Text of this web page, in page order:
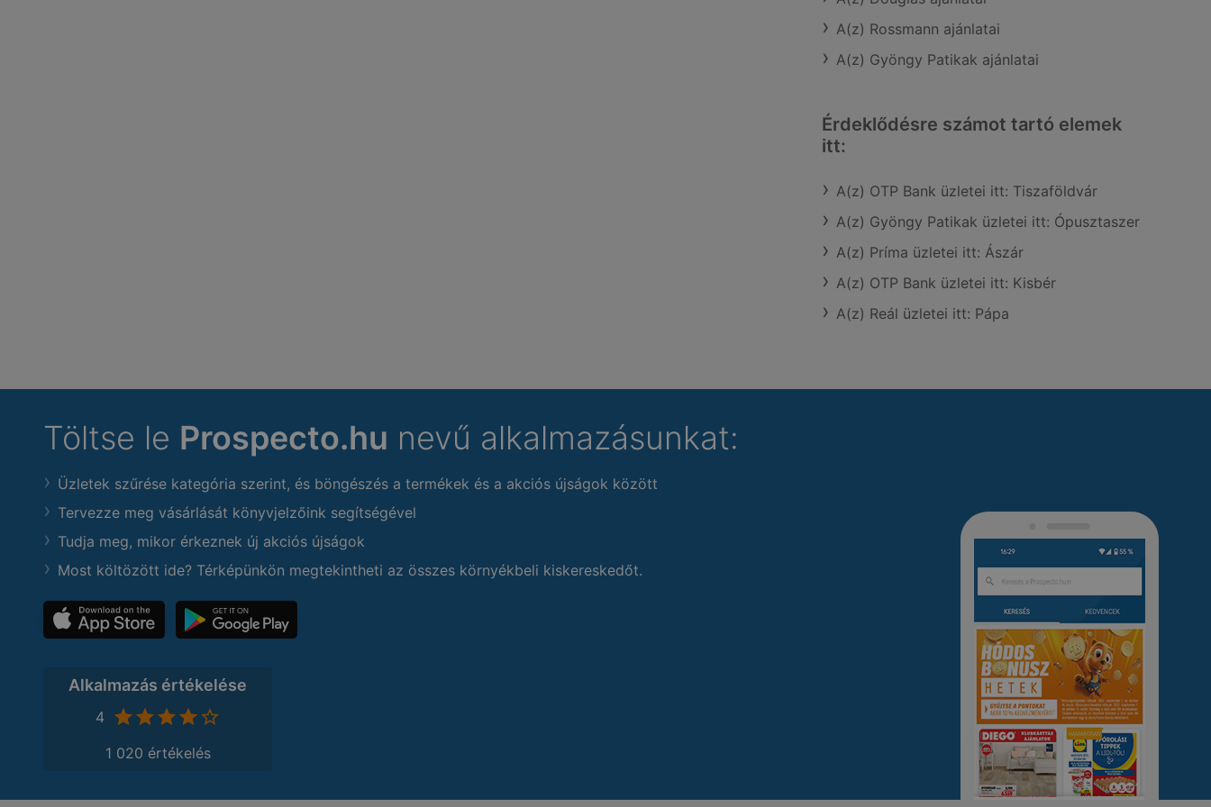
A(z) Rossmann ajánlatai
A(z) Gyöngy Patikak ajánlatai
Érdeklődésre számot tartó elemek
itt:
A(z) OTP Bank üzletei itt: Tiszaföldvár
A(z) Gyöngy Patikak üzletei itt: Ópusztaszer
A(z) Príma üzletei itt: Ászár
A(z) OTP Bank üzletei itt: Kisbér
A(z) Reál üzletei itt: Pápa
Töltse le Prospecto.hu nevű alkalmazásunkat:
Üzletek szűrése kategória szerint, és böngészés a termékek és a akciós újságok között
Tervezze meg vásárlását könyvjelzőink segítségével
Tudja meg, mikor érkeznek új akciós újságok
Most költözött ide? Térképünkön megtekintheti az összes környékbeli kiskereskedőt.
Alkalmazás értékelése
4
1 020 értékelés